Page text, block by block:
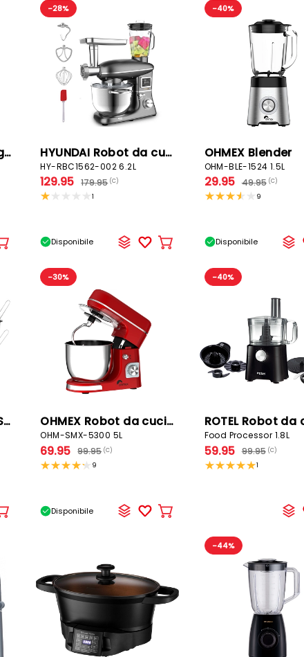
NINJA Macchina per granita
Aggiungere
carrello
-28%
HYUNDAI Robot da cucina
HY-RBC1562-002 6.2L
129.95 179.95 (C)
1
Disponibile Aggiungere
carrello
-40%
OHMEX Blender
OHM-BLE-1524 1.5L
29.95 49.95 (C)
9
Disponibile
5 FIVE SIMPLY SMART Scolapiatti KARL
Aggiungere
-30%
OHMEX Robot da cucina
OHM-SMX-5300 5L
69.95 99.95 (C)
9
Disponibile Aggiungere
carrello
-40%
ROTEL Robot da
Food Processor 1.8L
59.95 99.95 (C)
1
-44%